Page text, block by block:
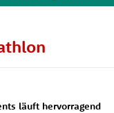
läuft hervorragend